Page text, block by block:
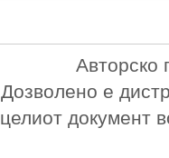
Авторско
Дозволено е
целиот документ